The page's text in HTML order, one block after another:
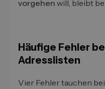
vorgehen will, bleibt
Häufige Fehler
Adresslisten
Vier Fehler tauchen